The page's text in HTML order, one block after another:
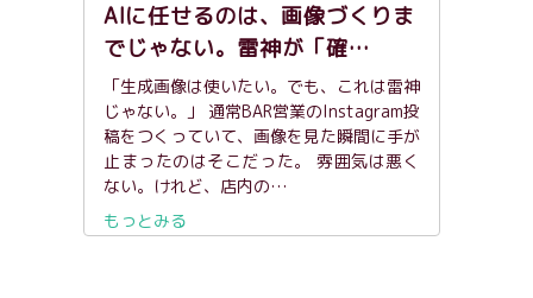
AIに任せるのは、画像づくりま
でじゃない。雷神が「確…
「生成画像は使いたい。でも、これは雷神
じゃない。」 通常BAR営業のInstagram投
稿をつくっていて、画像を見た瞬間に手が
止まったのはそこだった。 雰囲気は悪く
ない。けれど、店内の…
もっとみる